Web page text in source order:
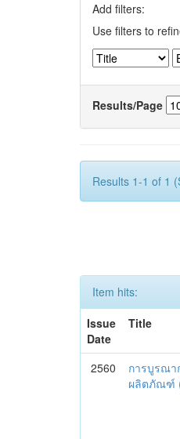
Add filters:
Use filters to
Results/Page
Results 1-1 of 1
Item hits:
Issue
Date
Title
2560
การบูรณา
ผลิตภัณฑ์